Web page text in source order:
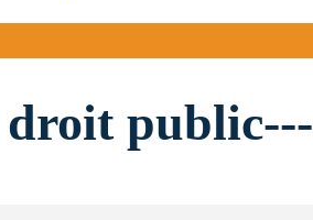
public---